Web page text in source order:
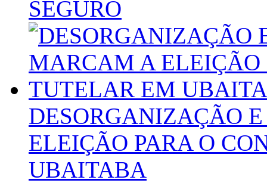
SEGURO
DESORGANIZAÇÃO
ELEIÇÃO PARA O
UBAITABA